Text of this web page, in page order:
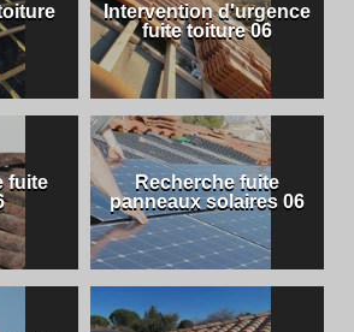
Intervention d'urgence
fuite toiture 06
fuite
Recherche fuite
panneaux solaires 06